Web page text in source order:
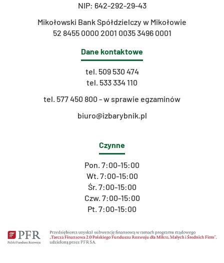
NIP: 642-292-29-43
Mikołowski Bank Spółdzielczy w Mikołowie
52 8455 0000 2001 0035 3496 0001
Dane kontaktowe
tel. 509 530 474
tel. 533 334 110
tel. 577 450 800 - w sprawie egzaminów
biuro@izbarybnik.pl
Czynne
Pon. 7:00-15:00
Wt. 7:00-15:00
Śr. 7:00-15:00
Czw. 7:00-15:00
Pt. 7:00-15:00